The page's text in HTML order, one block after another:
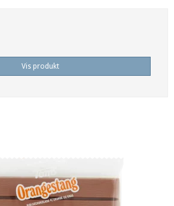
Vis produkt